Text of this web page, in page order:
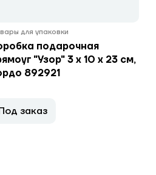
для упаковки
подарочная
"Узор" 3 х 10 х 23 см,
892921
заказ